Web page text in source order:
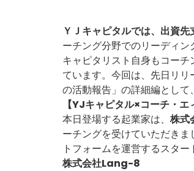
ＹＪキャピタルでは、出資
ーチング分野でのリーディン
キャピタリスト自身もコー
ています。今回は、先日リリ
の活動報告」 の詳細編として
【YJキャピタル×コーチ・
本日登場する起業家は、 株式
ーチングを受けていただきま
トフォームを運営するスター
株式会社Lang-8